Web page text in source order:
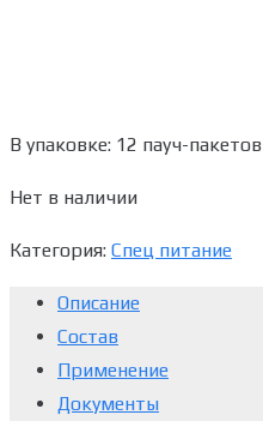
В упаковке: 12 пауч-
Нет в наличии
Категория: Спец питание
Описание
Состав
Применение
Документы